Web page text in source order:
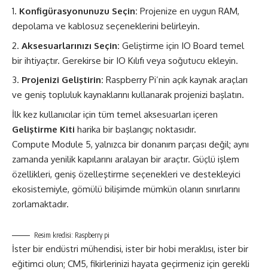
Konfigürasyonunuzu Seçin: Projenize en uygun RAM,
depolama ve kablosuz seçeneklerini belirleyin.
Aksesuarlarınızı Seçin: Geliştirme için IO Board temel
bir ihtiyaçtır. Gerekirse bir IO Kılıfı veya soğutucu ekleyin.
Projenizi Geliştirin: Raspberry Pi’nin açık kaynak araçları
ve geniş topluluk kaynaklarını kullanarak projenizi başlatın.
İlk kez kullanıcılar için tüm temel aksesuarları içeren
Geliştirme Kiti harika bir başlangıç noktasıdır​.
Compute Module 5, yalnızca bir donanım parçası değil; aynı
zamanda yenilik kapılarını aralayan bir araçtır. Güçlü işlem
özellikleri, geniş özelleştirme seçenekleri ve destekleyici
ekosistemiyle, gömülü bilişimde mümkün olanın sınırlarını
zorlamaktadır.
Resim kredisi: Raspberry pi
İster bir endüstri mühendisi, ister bir hobi meraklısı, ister bir
eğitimci olun; CM5, fikirlerinizi hayata geçirmeniz için gerekli